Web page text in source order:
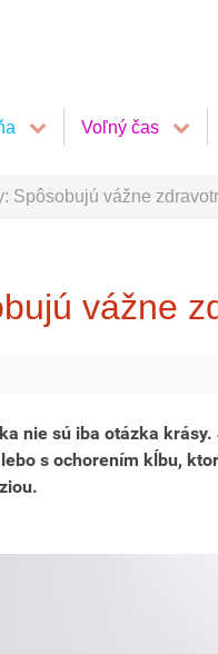
Voľný čas
Spôsobujú vážne
vážne
nie sú iba otázka
s ochorením kĺbu,